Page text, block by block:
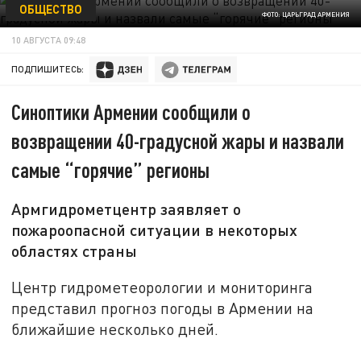
ФОТО: ЦАРЬГРАД АРМЕНИЯ
ОБЩЕСТВО
10 АВГУСТА 09:48
ПОДПИШИТЕСЬ:
Синоптики Армении сообщили о
возвращении 40-градусной жары и назвали
самые “горячие” регионы
Армгидрометцентр заявляет о
пожароопасной ситуации в некоторых
областях страны
Центр гидрометеорологии и мониторинга
представил прогноз погоды в Армении на
ближайшие несколько дней.